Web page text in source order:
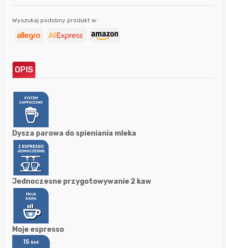
Wyszukaj podobny produkt w:
OPIS
Dysza parowa do spieniania mleka
Jednoczesne przygotowywanie 2 kaw
Moje espresso